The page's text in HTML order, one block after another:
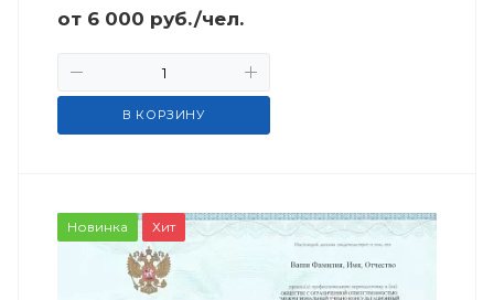
от 6 000 руб./чел.
В КОРЗИНУ
Новинка Хит